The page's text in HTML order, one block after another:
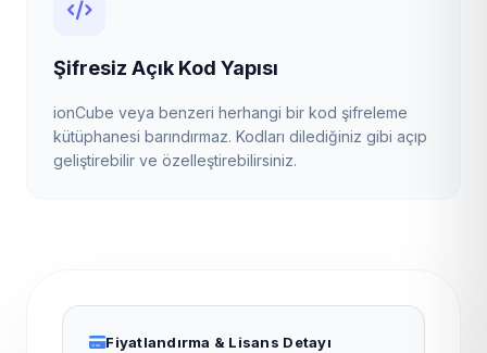
Şifresiz Açık Kod Yapısı
ionCube veya benzeri herhangi bir kod şifreleme
kütüphanesi barındırmaz. Kodları dilediğiniz gibi açıp
geliştirebilir ve özelleştirebilirsiniz.
Fiyatlandırma & Lisans Detayı